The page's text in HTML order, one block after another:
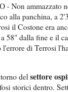
Non ammazzato
alla panchina, a
il Costone era
58" dalla fine e il
di Terrosi
del settore
storici dentro.